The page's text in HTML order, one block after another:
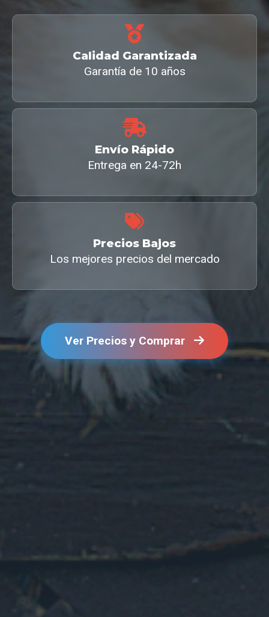
Calidad Garantizada
Garantía de 10 años
Envío Rápido
Entrega en 24-72h
Precios Bajos
Los mejores precios del mercado
Ver Precios y Comprar